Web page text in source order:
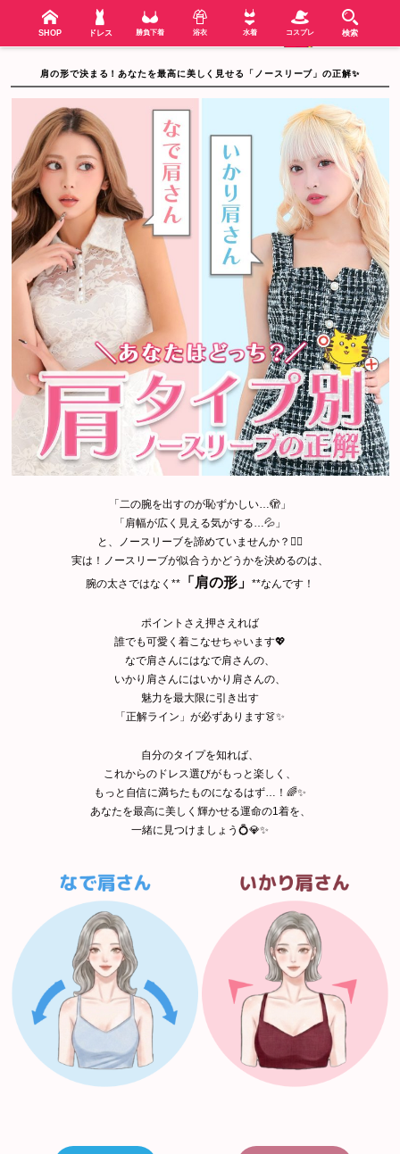
SHOP ドレス 勝負下着 浴衣 水着 コスプレ 検索
肩の形で決まる！あなたを最高に美しく見せる「ノースリーブ」の正解✨
「二の腕を出すのが恥ずかしい…🫣」
「肩幅が広く見える気がする…💦」
と、ノースリーブを諦めていませんか？🙅‍♀️
実は！ノースリーブが似合うかどうかを決めるのは、
腕の太さではなく**
「肩の形」 **なんです！
ポイントさえ押さえれば
誰でも可愛く着こなせちゃいます💖
なで肩さんにはなで肩さんの、
いかり肩さんにはいかり肩さんの、
魅力を最大限に引き出す
「正解ライン」が必ずあります👗✨
自分のタイプを知れば、
これからのドレス選びがもっと楽しく、
もっと自信に満ちたものになるはず…！🌈✨
あなたを最高に美しく輝かせる運命の1着を、
一緒に見つけましょう💍💎✨
SHOP